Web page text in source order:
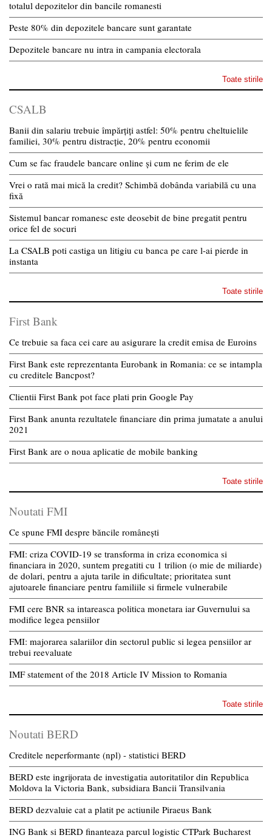
totalul depozitelor din bancile romanesti
Peste 80% din depozitele bancare sunt garantate
Depozitele bancare nu intra in campania electorala
Toate stirile
CSALB
Banii din salariu trebuie împărțiți astfel: 50% pentru cheltuielile
familiei, 30% pentru distracție, 20% pentru economii
Cum se fac fraudele bancare online și cum ne ferim de ele
Vrei o rată mai mică la credit? Schimbă dobânda variabilă cu una
fixă
Sistemul bancar romanesc este deosebit de bine pregatit pentru
orice fel de socuri
La CSALB poti castiga un litigiu cu banca pe care l-ai pierde in
instanta
Toate stirile
First Bank
Ce trebuie sa faca cei care au asigurare la credit emisa de Euroins
First Bank este reprezentanta Eurobank in Romania: ce se intampla
cu creditele Bancpost?
Clientii First Bank pot face plati prin Google Pay
First Bank anunta rezultatele financiare din prima jumatate a anului
2021
First Bank are o noua aplicatie de mobile banking
Toate stirile
Noutati FMI
Ce spune FMI despre băncile românești
FMI: criza COVID-19 se transforma in criza economica si
financiara in 2020, suntem pregatiti cu 1 trilion (o mie de miliarde)
de dolari, pentru a ajuta tarile in dificultate; prioritatea sunt
ajutoarele financiare pentru familiile si firmele vulnerabile
FMI cere BNR sa intareasca politica monetara iar Guvernului sa
modifice legea pensiilor
FMI: majorarea salariilor din sectorul public si legea pensiilor ar
trebui reevaluate
IMF statement of the 2018 Article IV Mission to Romania
Toate stirile
Noutati BERD
Creditele neperformante (npl) - statistici BERD
BERD este ingrijorata de investigatia autoritatilor din Republica
Moldova la Victoria Bank, subsidiara Bancii Transilvania
BERD dezvaluie cat a platit pe actiunile Piraeus Bank
ING Bank si BERD finanteaza parcul logistic CTPark Bucharest